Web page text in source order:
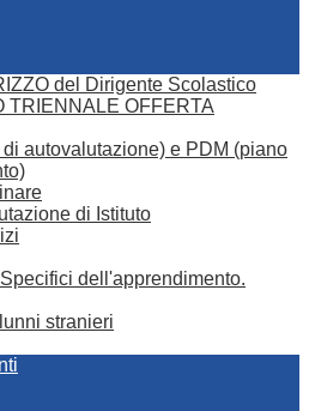
del Dirigente Scolastico
TRIENNALE OFFERTA
di autovalutazione) e PDM (piano
di Istituto
dell'apprendimento.
stranieri